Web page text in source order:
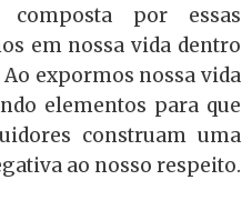
por essas
em nossa vida dentro
expormos nossa vida
elementos para que
construam uma
ao nosso respeito.